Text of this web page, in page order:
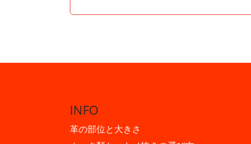
INFO
革の部位と大きさ